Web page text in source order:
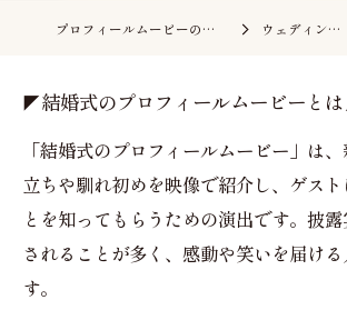
プロフィールムービーの依頼ならポライン ウェディングムービー
◤結婚式のプロフィールムービーと
「結婚式のプロフィールムービー」は
立ちや馴れ初めを映像で紹介し、ゲス
とを知ってもらうための演出です。披
されることが多く、感動や笑いを届け
す。